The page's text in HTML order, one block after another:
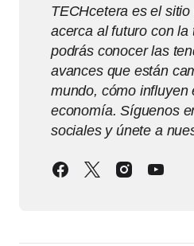
TECHcetera es el
acerca al futuro con
podrás conocer las
avances que están
mundo, cómo influyen
economía. Síguenos
sociales y únete a